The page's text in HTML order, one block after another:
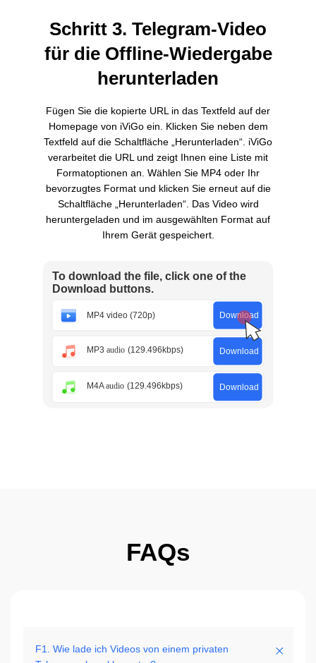
Schritt 3. Telegram-Video
für die Offline-Wiedergabe
herunterladen
Fügen Sie die kopierte URL in das Textfeld auf der
Homepage von iViGo ein. Klicken Sie neben dem
Textfeld auf die Schaltfläche „Herunterladen“. iViGo
verarbeitet die URL und zeigt Ihnen eine Liste mit
Formatoptionen an. Wählen Sie MP4 oder Ihr
bevorzugtes Format und klicken Sie erneut auf die
Schaltfläche „Herunterladen“. Das Video wird
heruntergeladen und im ausgewählten Format auf
Ihrem Gerät gespeichert.
FAQs
F1. Wie lade ich Videos von einem privaten